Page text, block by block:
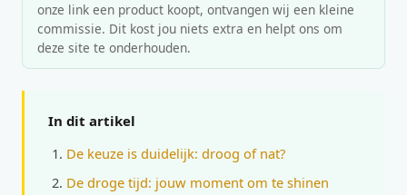
onze link een product koopt, ontvangen wij een kleine
commissie. Dit kost jou niets extra en helpt ons om
deze site te onderhouden.
In dit artikel
De keuze is duidelijk: droog of nat?
De droge tijd: jouw moment om te shinen